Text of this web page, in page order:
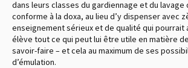
dans leurs classes du gardiennage et du lavage
conforme à la doxa, au lieu d’y dispenser avec
enseignement sérieux et de qualité qui pourrait
élève tout ce qui peut lui être utile en matière
savoir-faire – et cela au maximum de ses
d’émulation.